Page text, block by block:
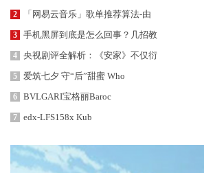
2 「网易云音乐」歌单推荐算法-由
3 手机黑屏到底是怎么回事？几招教
4 央视剧评全解析：《安家》不仅衍
5 爱筑七夕 守“后”甜蜜 Who
6 BVLGARI宝格丽Baroc
7 edx-LFS158x Kub